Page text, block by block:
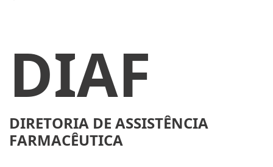
DIAF
DIRETORIA DE ASSISTÊNCIA
FARMACÊUTICA